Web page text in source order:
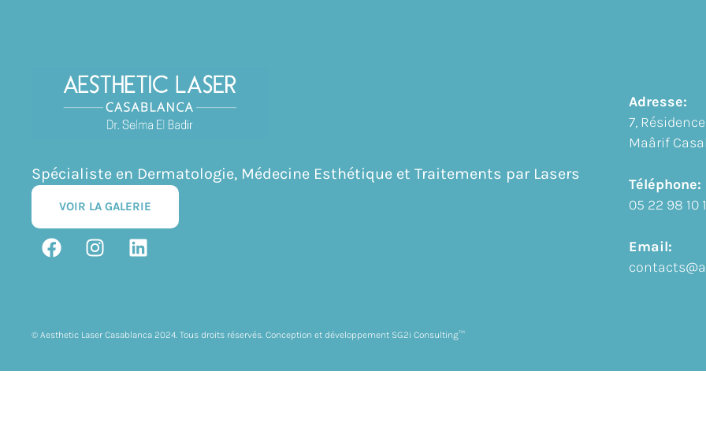
Spécialiste en Dermatologie, Médecine Esthétique et Traitements par Lasers
VOIR LA GALERIE
Adresse:
7,
Maârif
Téléphone:
05 22 98 10
Email:
© Aesthetic Laser Casablanca 2024. Tous droits réservés. Conception et développement SG2i Consulting™